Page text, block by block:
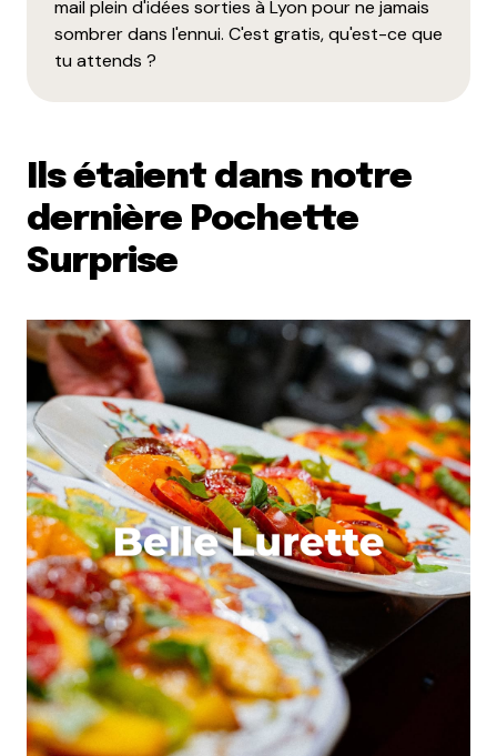
mail plein d'idées sorties à Lyon pour ne jamais
sombrer dans l'ennui. C'est gratis, qu'est-ce que
tu attends ?
Ils étaient dans notre
dernière Pochette
Surprise